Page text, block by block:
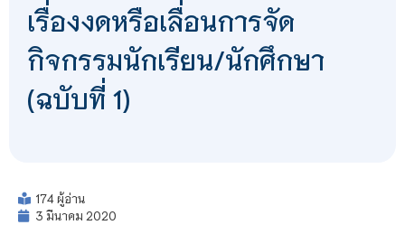
เรื่องงดหรือเลื่อนการจัด
กิจกรรมนักเรียน/นักศึกษา
(ฉบับที่ 1)
174 ผู้อ่าน
3 มีนาคม 2020